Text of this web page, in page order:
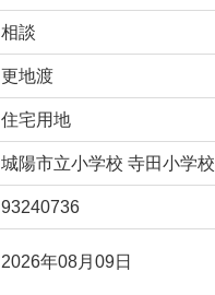
相談
更地渡
住宅用地
城陽市立小学校 寺田小学校
93240736
2026年08月09日